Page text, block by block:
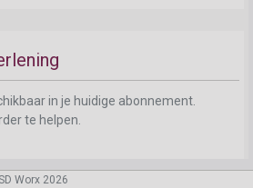
in je huidige abonnement.
te helpen.
Worx 2026